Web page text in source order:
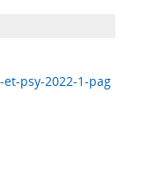
psy-2022-1-pag